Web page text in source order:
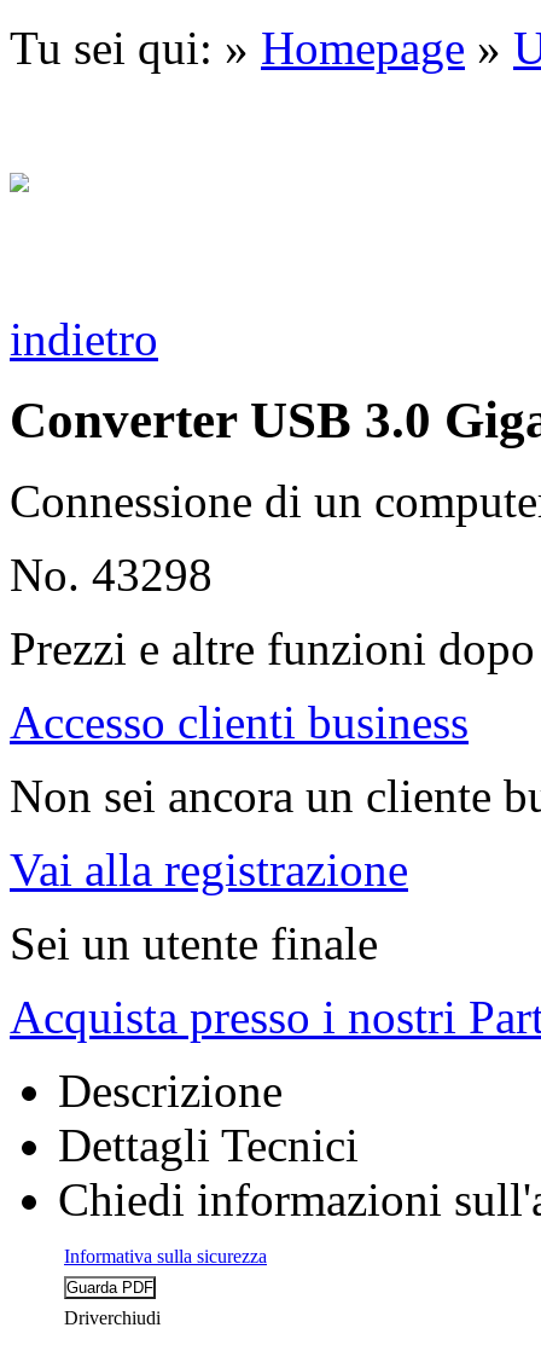
Tu sei qui: » Homepage »
indietro
Converter USB 3.0
Connessione di un
No. 43298
Prezzi e altre funzioni
Accesso clienti business
Non sei ancora un cliente
Vai alla registrazione
Sei un utente finale
Acquista presso i nostri
Descrizione
Dettagli Tecnici
Chiedi informazioni
Informativa sulla sicurezza
Driverchiudi